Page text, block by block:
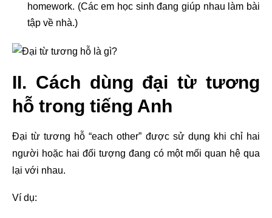
homework. (Các em học sinh đang giúp nhau làm bài
tập về nhà.)
II. Cách dùng đại từ tương
hỗ trong tiếng Anh
Đại từ tương hỗ “each other” được sử dụng khi chỉ hai
người hoặc hai đối tượng đang có một mối quan hệ qua
lại với nhau.
Ví dụ: